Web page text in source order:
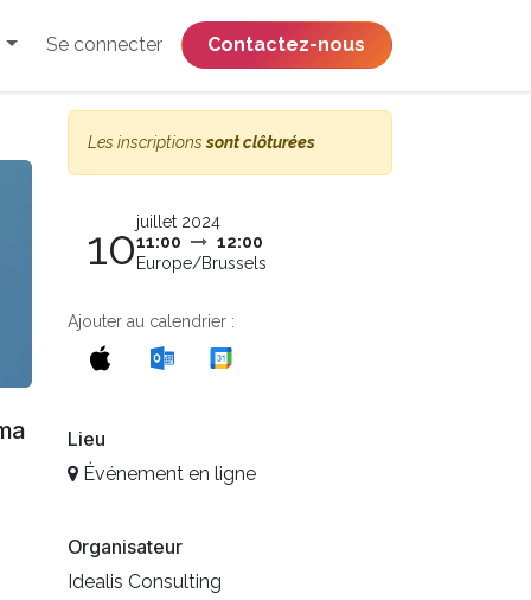
Se connecter ​​​​​​​​​​​​​​​​Contactez-nous
Les inscriptionssont clôturées
10juillet 2024
11:00
12:00
Europe/Brussels
Ajouter au calendrier :
Lieu
Événement en ligne
Organisateur
Idealis Consulting